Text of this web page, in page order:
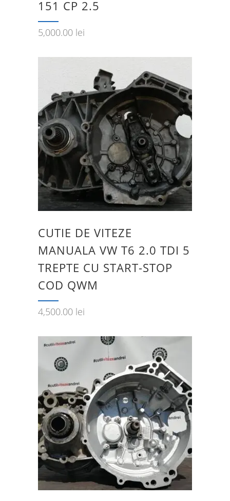
151 CP 2.5
5,000.00 lei
CUTIE DE VITEZE
MANUALA VW T6 2.0 TDI 5
TREPTE CU START-STOP
COD QWM
4,500.00 lei